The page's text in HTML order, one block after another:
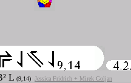
L (9,14) Jessica Fridrich + Mirek Goljan